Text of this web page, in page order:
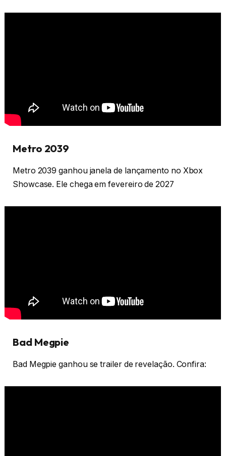
Metro 2039
Metro 2039 ganhou janela de lançamento no Xbox
Showcase. Ele chega em fevereiro de 2027
Bad Megpie
Bad Megpie ganhou se trailer de revelação. Confira: